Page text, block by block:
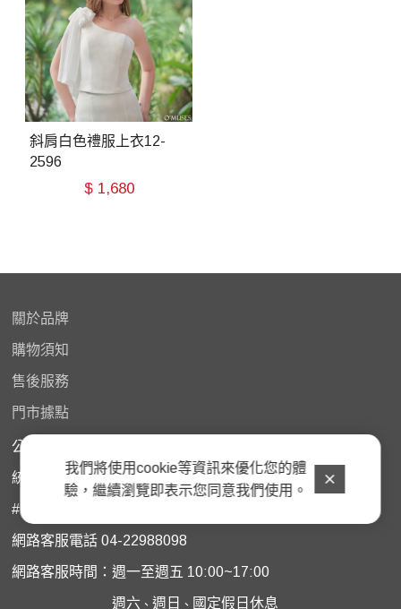
斜肩白色禮服上衣12-
2596
$ 1,680
關於品牌
購物須知
售後服務
門市據點
公司名稱：歐繆思股份有限公司
統一編號：45882963
# 門市購買商品如需諮詢服務﹐請洽原購買門市
網路客服電話 04-22988098
網路客服時間：週一至週五 10:00~17:00
週六 、週日 、 國定假日休息
我們將使用cookie等資訊來優化您的體
驗，繼續瀏覽即表示您同意我們使用。